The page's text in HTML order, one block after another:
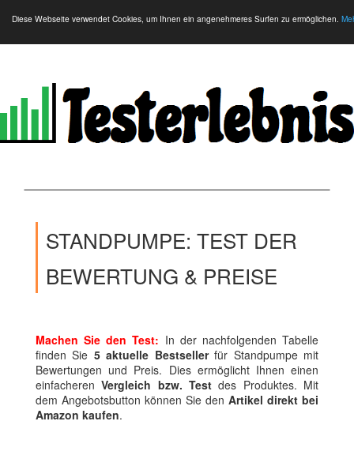
Diese Webseite verwendet Cookies, um Ihnen ein angenehmeres Surfen zu ermöglichen.
STANDPUMPE: TEST DER
BEWERTUNG & PREISE
Machen Sie den Test: In der nachfolgenden Tabelle
finden Sie 5 aktuelle Bestsellerfür Standpumpe mit
Bewertungen und Preis. Dies ermöglicht Ihnen einen
einfacherenVergleich bzw. Test des Produktes. Mit
dem Angebotsbutton können Sie den Artikel direkt bei
Amazon kaufen.